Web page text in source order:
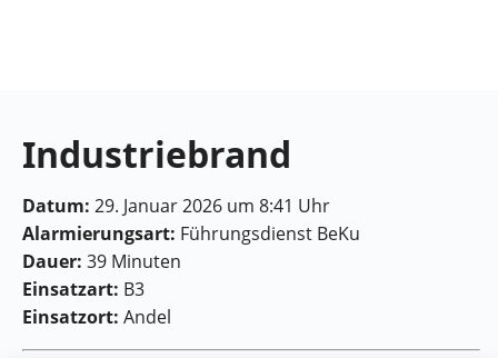
Industriebrand
Datum: 29. Januar 2026 um 8:41 Uhr
Alarmierungsart: Führungsdienst BeKu
Dauer: 39 Minuten
Einsatzart: B3
Einsatzort: Andel